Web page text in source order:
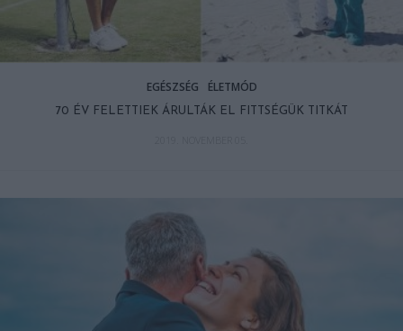
EGÉSZSÉG ÉLETMÓD
70 ÉV FELETTIEK ÁRULTÁK EL FITTSÉGÜK TITKÁT